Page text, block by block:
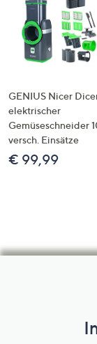
GENIUS Nicer
elektrischer
Gemüseschneider
versch. Einsätze
€ 99,99